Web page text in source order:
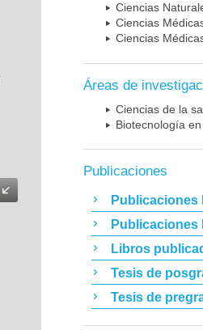
Ciencias
Ciencias
Ciencias
Áreas de
Ciencias de la
Biotecnología
Publicaciones
Publicaciones
Publicaciones
Libros
Tesis de
Tesis de